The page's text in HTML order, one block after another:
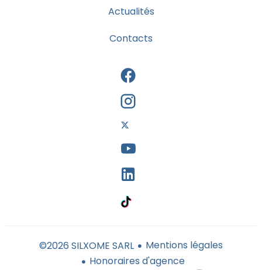
Actualités
Contacts
©2026 SILXOME SARL
Mentions légales
Honoraires d'agence